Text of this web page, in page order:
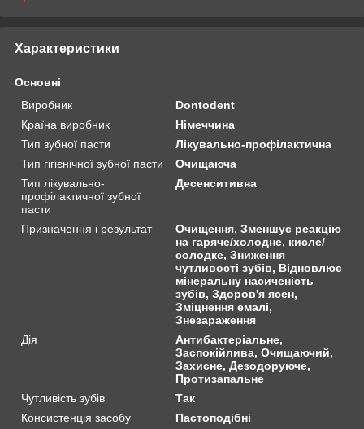
Характеристики
Основні
Виробник
Dontodent
Країна виробник
Німеччина
Тип зубної пасти
Лікувально-профілактична
Тип гігієнічної зубної пасти
Очищаюча
Тип лікувально-
профілактичної зубної
пасти
Десенситивна
Призначення і результат
Очищення, Зменшує реакцію
на гаряче/холодне, кисле/
солодке, Зниження
чутливості зубів, Відновлює
мінеральну насиченість
зубів, Здоров'я ясен,
Зміцнення емалі,
Знезараження
Дія
Антибактеріальне,
Заспокійлива, Очищаючий,
Захисне, Дезодоруюче,
Протизапальне
Чутливість зубів
Так
Консистенція засобу
Пастоподібні